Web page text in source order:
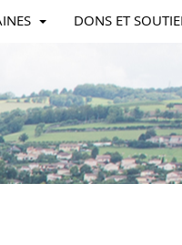
DONS ET